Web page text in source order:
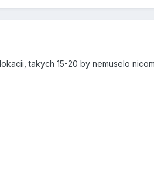
takych 15-20 by nemuselo